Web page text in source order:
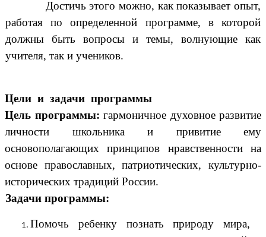
Достичь этого можно, как показывает опыт,
работая по определенной программе, в которой
должны быть вопросы и темы, волнующие как
учителя, так и учеников.
Цели и задачи программы
Цель программы: гармоничное духовное развитие
личности школьника и привитие ему
основополагающих принципов нравственности на
основе православных, патриотических, культурно-
исторических традиций России.
Задачи программы:
Помочь ребенку познать природу мира,